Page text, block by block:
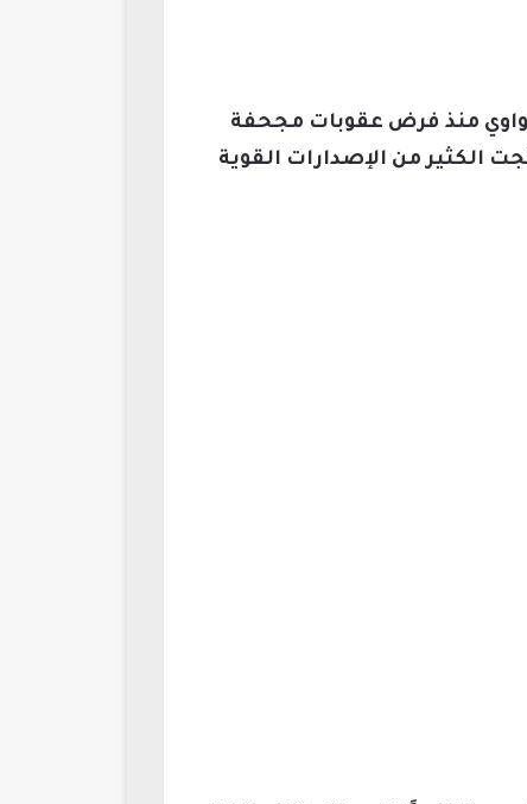
منذ فرض عقوبات مجحفة
الكثير من الإصدارات القوية